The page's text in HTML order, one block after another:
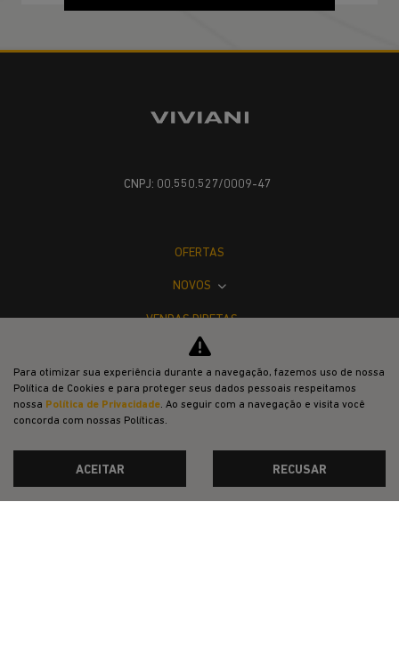
CNPJ: 00.550.527/0009-47
OFERTAS
NOVOS
VENDAS DIRETAS
JEEP ACESSÍVEL
SOLUÇÕES FINANCEIRAS
PÓS-VENDAS
INSTITUCIONAL
Para otimizar sua experiência durante a navegação, fazemos uso de nossa
Política de Cookies e para proteger seus dados pessoais respeitamos
nossa Política de Privacidade. Ao seguir com a navegação e visita você
concorda com nossas Políticas.
ACEITAR RECUSAR